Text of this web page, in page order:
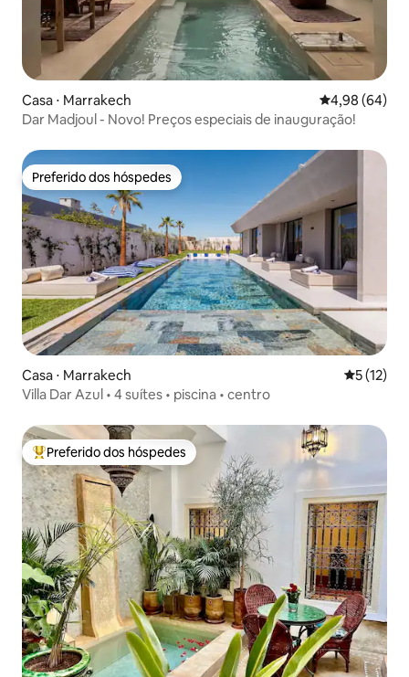
Casa ⋅ Marrakech 4,98 de uma
4,98 (64)
Dar Madjoul - Novo! Preços especiais de inauguração!
Preferido dos hóspedes
Preferido dos hóspedes
Casa ⋅ Marrakech 5 de uma
5 (12)
Villa Dar Azul • 4 suítes • piscina • centro
Entre os melhores preferidos dos hóspedes
Preferido dos hóspedes